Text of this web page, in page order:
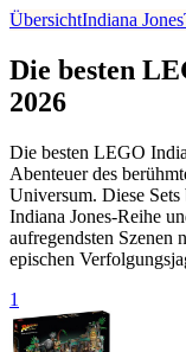
ÜbersichtIndiana Jones
Die besten
2026
Die besten LEGO
Abenteuer des
Universum. Diese
Indiana Jones-Reihe
aufregendsten Szenen
epischen
1